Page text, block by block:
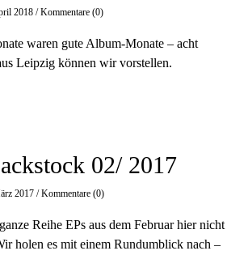
2018 / Kommentare (0)
waren gute Album-Monate – acht
Leipzig können wir vorstellen.
02/ 2017
2017 / Kommentare (0)
Reihe EPs aus dem Februar hier nicht
holen es mit einem Rundumblick nach –